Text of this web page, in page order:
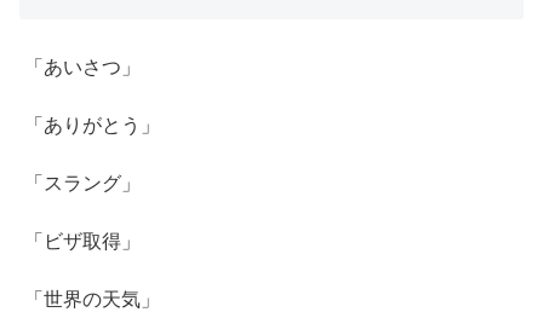
「あいさつ」
「ありがとう」
「スラング」
「ビザ取得」
「世界の天気」